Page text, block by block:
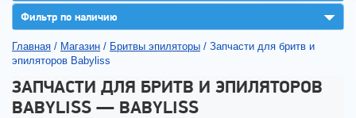
Фильтр по наличию ▼
Главная / Магазин / Бритвы эпиляторы / Запчасти для бритв и
эпиляторов Babyliss
ЗАПЧАСТИ ДЛЯ БРИТВ И ЭПИЛЯТОРОВ
BABYLISS — BABYLISS